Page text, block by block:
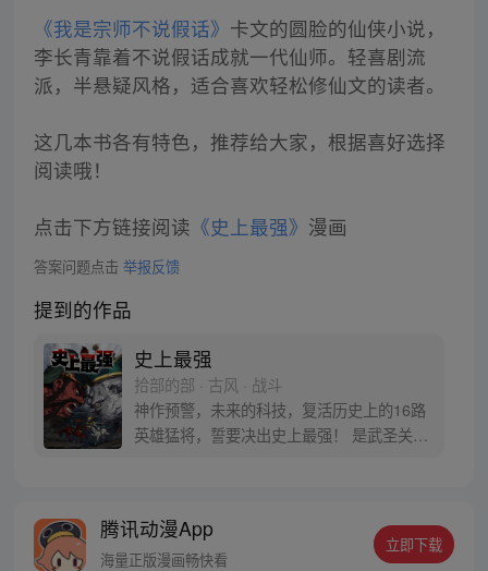
《我是宗师不说假话》 卡文的圆脸的仙侠小说，
李长青靠着不说假话成就一代仙师。轻喜剧流
派，半悬疑风格，适合喜欢轻松修仙文的读者。
这几本书各有特色，推荐给大家，根据喜好选择
阅读哦！
点击下方链接阅读 《史上最强》 漫画
答案问题点击 举报反馈
提到的作品
史上最强
拾部的部 · 古风 · 战斗
神作预警，未来的科技，复活历史上的16路
英雄猛将，誓要决出史上最强！ 是武圣关云
丝群：481670726
腾讯动漫App
海量正版漫画畅快看
立即下载